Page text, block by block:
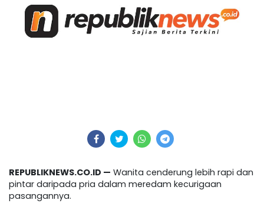
REPUBLIKNEWS.CO.ID — Wanita cenderung lebih rapi dan
pintar daripada pria dalam meredam kecurigaan
pasangannya.